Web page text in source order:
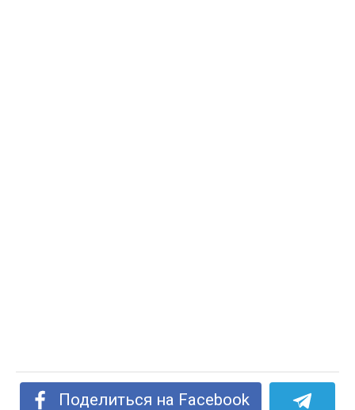
Поделиться на Facebook